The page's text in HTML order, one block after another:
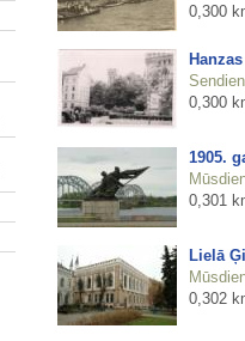
0,300
0,300
1905.
0,301
Lielā
0,302